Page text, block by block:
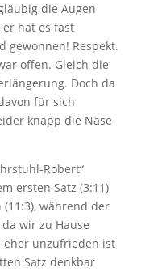
die Augen
hat es fast
gewonnen! Respekt.
offen. Gleich die
Doch da
für sich
knapp die Nase
Robert“
ersten Satz (3:11)
während der
wir zu Hause
unzufrieden ist
Satz denkbar